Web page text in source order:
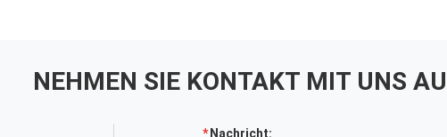
NEHMEN SIE KONTAKT MIT UNS
Nachricht: